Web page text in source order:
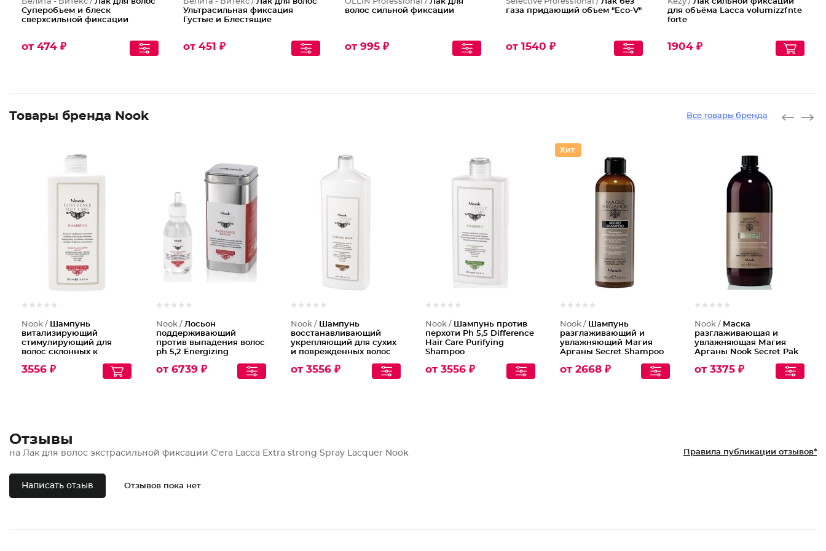
Белита - Витекс / Лак для волос
Суперобъем и блеск
сверхсильной фиксации
от 474 ₽
Белита - Витекс / Лак для волос
Ультрасильная фиксация
Густые и Блестящие
от 451 ₽
OLLIN Professional / Лак для
волос сильной фиксации
от 995 ₽
Selective Professional /Лак без
газа придающий объем "Eco-V"
от 1540 ₽
Kezy /Лак сильной фиксации
для объёма Lacca volumizzfnte
forte
1904 ₽
Товары бренда Nook Все товары бренда
Nook / Шампунь
витализирующий
стимулирующий для
волос склонных к
Shampoo
3556 ₽
Nook / Лосьон
поддерживающий
против выпадения волос
ph 5,2 Energizing
от 6739 ₽
Nook / Шампунь
восстанавливающий
укрепляющий для сухих
и поврежденных волос
от 3556 ₽
Nook / Шампунь против
перхоти Ph 5,5 Difference
Hair Care Purifying
Shampoo
от 3556 ₽
Nook / Шампунь
разглаживающий и
увлажняющий Магия
Арганы Secret Shampoo
от 2668 ₽
Nook / Маска
разглаживающая и
увлажняющая Магия
Арганы Nook Secret Pak
от 3375 ₽
Отзывы
на Лак для волос экстрасильной фиксации С'era Lacca Extra strong Spray Lacquer Nook Правила публикации отзывов*
Написать отзыв Отзывов пока нет